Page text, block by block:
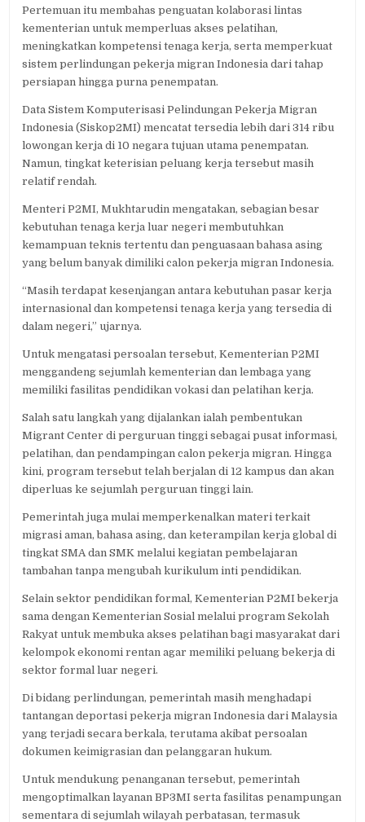
Pertemuan itu membahas penguatan kolaborasi lintas
kementerian untuk memperluas akses pelatihan,
meningkatkan kompetensi tenaga kerja, serta memperkuat
sistem perlindungan pekerja migran Indonesia dari tahap
persiapan hingga purna penempatan.
Data Sistem Komputerisasi Pelindungan Pekerja Migran
Indonesia (Siskop2MI) mencatat tersedia lebih dari 314 ribu
lowongan kerja di 10 negara tujuan utama penempatan.
Namun, tingkat keterisian peluang kerja tersebut masih
relatif rendah.
Menteri P2MI, Mukhtarudin mengatakan, sebagian besar
kebutuhan tenaga kerja luar negeri membutuhkan
kemampuan teknis tertentu dan penguasaan bahasa asing
yang belum banyak dimiliki calon pekerja migran Indonesia.
“Masih terdapat kesenjangan antara kebutuhan pasar kerja
internasional dan kompetensi tenaga kerja yang tersedia di
dalam negeri,” ujarnya.
Untuk mengatasi persoalan tersebut, Kementerian P2MI
menggandeng sejumlah kementerian dan lembaga yang
memiliki fasilitas pendidikan vokasi dan pelatihan kerja.
Salah satu langkah yang dijalankan ialah pembentukan
Migrant Center di perguruan tinggi sebagai pusat informasi,
pelatihan, dan pendampingan calon pekerja migran. Hingga
kini, program tersebut telah berjalan di 12 kampus dan akan
diperluas ke sejumlah perguruan tinggi lain.
Pemerintah juga mulai memperkenalkan materi terkait
migrasi aman, bahasa asing, dan keterampilan kerja global di
tingkat SMA dan SMK melalui kegiatan pembelajaran
tambahan tanpa mengubah kurikulum inti pendidikan.
Selain sektor pendidikan formal, Kementerian P2MI bekerja
sama dengan Kementerian Sosial melalui program Sekolah
Rakyat untuk membuka akses pelatihan bagi masyarakat dari
kelompok ekonomi rentan agar memiliki peluang bekerja di
sektor formal luar negeri.
Di bidang perlindungan, pemerintah masih menghadapi
tantangan deportasi pekerja migran Indonesia dari Malaysia
yang terjadi secara berkala, terutama akibat persoalan
dokumen keimigrasian dan pelanggaran hukum.
Untuk mendukung penanganan tersebut, pemerintah
mengoptimalkan layanan BP3MI serta fasilitas penampungan
sementara di sejumlah wilayah perbatasan, termasuk